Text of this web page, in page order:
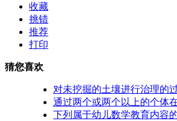
收藏
挑错
推荐
打印
猜您喜欢
对未挖掘的土壤进行治理的
通过两个或两个以上的个体
下列属于幼儿数学教育内容